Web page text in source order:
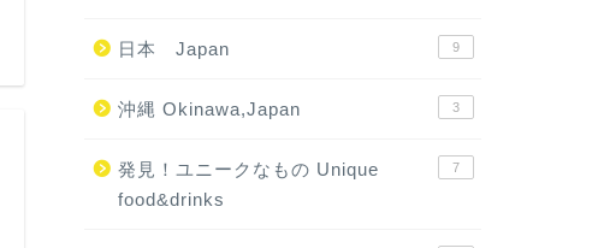
日本 Japan 9
沖縄 Okinawa,Japan 3
発見！ユニークなもの Unique
food&drinks
7